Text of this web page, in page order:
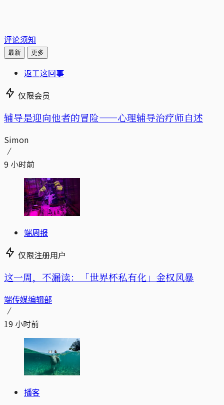
评论须知
最新 更多
返工这回事
仅限会员
辅导是迎向他者的冒险——心理辅导治疗师自述
Simon
9 小时前
端周报
仅限注册用户
这一周，不漏读：「世界杯私有化」金权风暴
端传媒编辑部
19 小时前
播客